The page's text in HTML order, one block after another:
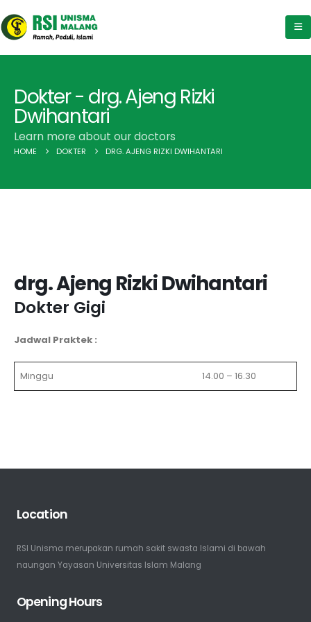
Dokter - drg. Ajeng Rizki
Dwihantari
Learn more about our doctors
HOME DOKTER DRG. AJENG RIZKI DWIHANTARI
drg. Ajeng Rizki Dwihantari
Dokter Gigi
Jadwal Praktek :
Minggu 14.00 – 16.30
Location
RSI Unisma merupakan rumah sakit swasta Islami di bawah
naungan Yayasan Universitas Islam Malang
Opening Hours